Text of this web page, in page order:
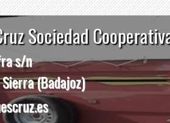
Sociedad
s/n
(Badajoz)